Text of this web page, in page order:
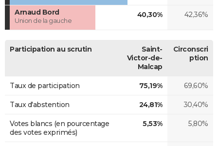
Arnaud Bord
Union de la gauche
40,30% 42,36%
Participation au scrutin
Saint-
Victor-de-
Malcap
Circonscri
ption
Taux de participation 75,19% 69,60%
Taux d'abstention 24,81% 30,40%
Votes blancs (en pourcentage
des votes exprimés)
5,53% 5,80%